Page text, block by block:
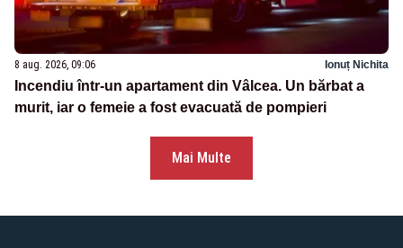
8 aug. 2026, 09:06 Ionuț Nichita
Incendiu într-un apartament din Vâlcea. Un bărbat a
murit, iar o femeie a fost evacuată de pompieri
Mai Multe